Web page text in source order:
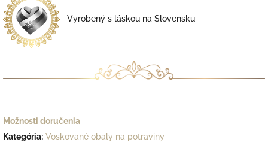
Vyrobený s láskou na Slovensku
Možnosti doručenia
Kategória: Voskované obaly na potraviny